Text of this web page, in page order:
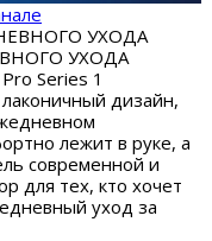
УХОДА
Series 1
дизайн,
лежит в руке, а
современной и
для тех, кто хочет
уход за